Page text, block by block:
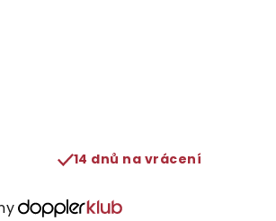
14 dnů na vrácení